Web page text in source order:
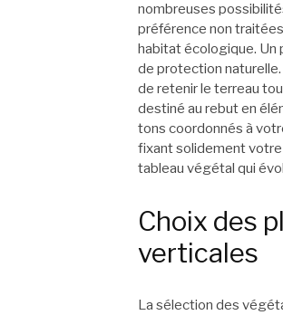
nombreuses
préférence non
habitat écologique. Un
de protection
de retenir le terreau
destiné au rebut en
tons coordonnés à
fixant solidement votre
tableau végétal qui
Choix des
verticales
La sélection des